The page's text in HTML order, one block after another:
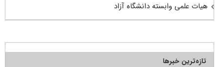
هیات علمی وابسته دانشگاه آزاد
تازه‌ترین خبرها